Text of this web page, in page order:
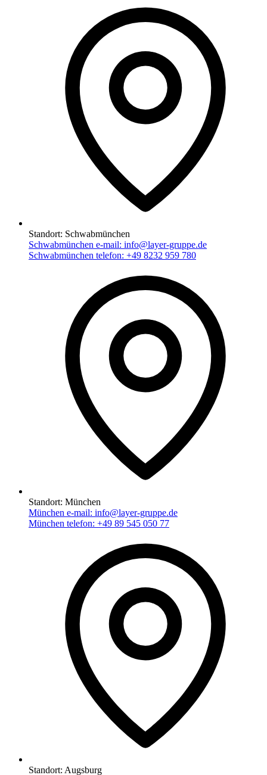
Standort: Schwabmünchen
Schwabmünchen e-mail: info@layer-gruppe.de
Schwabmünchen telefon: +49 8232 959 780
Standort: München
München e-mail: info@layer-gruppe.de
München telefon: +49 89 545 050 77
Standort: Augsburg